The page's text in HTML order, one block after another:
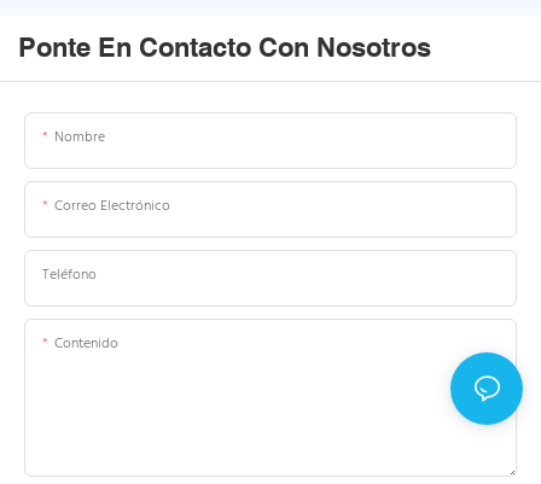
Ponte En Contacto Con Nosotros
Nombre
Correo Electrónico
Teléfono
Contenido